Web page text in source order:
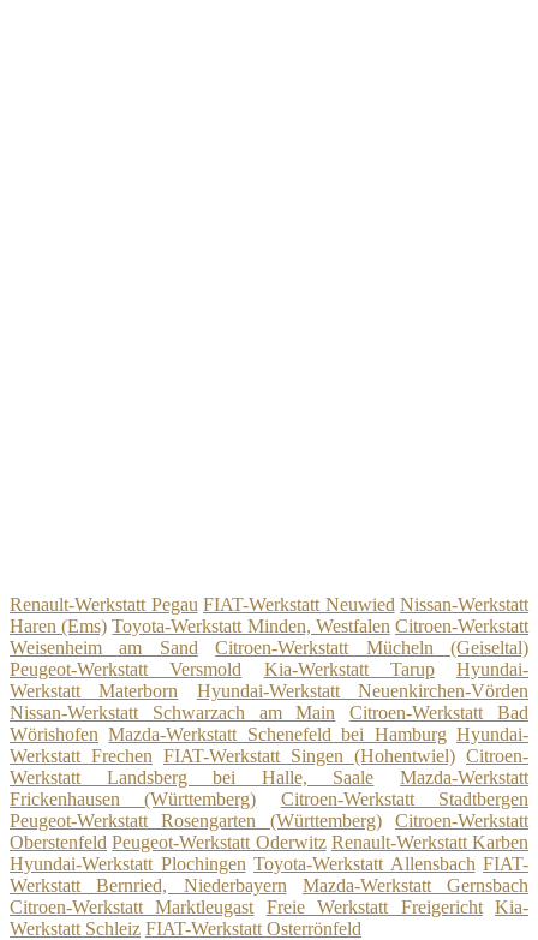
Renault-Werkstatt Pegau FIAT-Werkstatt Neuwied Nissan-Werkstatt
Haren (Ems) Toyota-Werkstatt Minden, Westfalen Citroen-Werkstatt
Weisenheim am Sand
Citroen-Werkstatt Mücheln (Geiseltal)
Peugeot-Werkstatt Versmold
Kia-Werkstatt Tarup
Hyundai-
Werkstatt Materborn
Hyundai-Werkstatt Neuenkirchen-Vörden
Nissan-Werkstatt Schwarzach am Main
Citroen-Werkstatt Bad
Wörishofen Mazda-Werkstatt Schenefeld bei Hamburg Hyundai-
Werkstatt Frechen FIAT-Werkstatt Singen (Hohentwiel) Citroen-
Werkstatt Landsberg bei Halle, Saale
Mazda-Werkstatt
Frickenhausen (Württemberg)
Citroen-Werkstatt Stadtbergen
Peugeot-Werkstatt Rosengarten (Württemberg)
Citroen-Werkstatt
Oberstenfeld Peugeot-Werkstatt Oderwitz Renault-Werkstatt Karben
Hyundai-Werkstatt Plochingen Toyota-Werkstatt Allensbach FIAT-
Werkstatt Bernried, Niederbayern
Mazda-Werkstatt Gernsbach
Citroen-Werkstatt Marktleugast
Freie Werkstatt Freigericht
Kia-
Werkstatt Schleiz FIAT-Werkstatt Osterrönfeld